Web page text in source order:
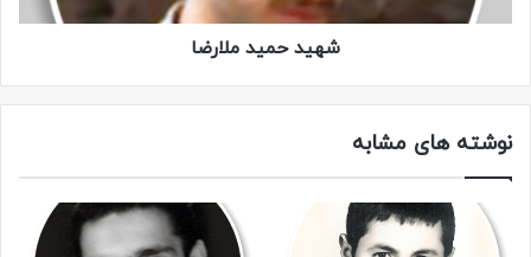
خاطرات
میثاق نامه
شهید حمید ملارضا
نوشته های مشابه